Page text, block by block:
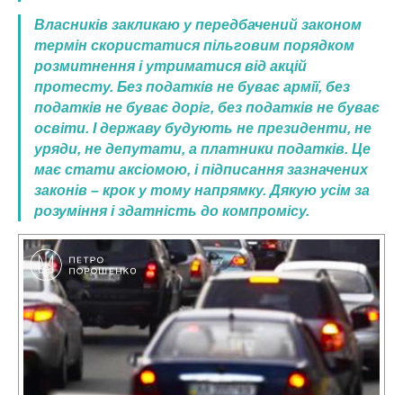
Власників закликаю у передбачений законом
термін скористатися пільговим порядком
розмитнення і утриматися від акцій
протесту. Без податків не буває армії, без
податків не буває доріг, без податків не буває
освіти. І державу будують не президенти, не
уряди, не депутати, а платники податків. Це
має стати аксіомою, і підписання зазначених
законів – крок у тому напрямку. Дякую усім за
розуміння і здатність до компромісу.